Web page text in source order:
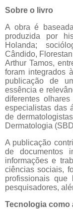
Sobre o livro
A obra é
produzida por
Holanda;
Cândido,
Arthur Tamos,
foram integrados
publicação de
essência e
diferentes
especialistas das
de
Dermatologia
A publicação
de documentos
informações e
ciências sociais,
profissionais que
pesquisadores,
Tecnologia como